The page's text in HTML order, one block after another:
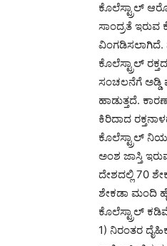
ಕೊಲೆಸ್ಟ್ರಾಲ್
ಸಾಂದ್ರತೆ ಇರುವ
ವಿಂಗಡಿಸಲಾಗಿದೆ.
ಕೊಲೆಸ್ಟ್ರಾಲ್
ಸಂಚಲನೆಗೆ ಅಡ್ಡಿ
ಹಾಡುತ್ತದೆ.
ಕಿರಿದಾದ
ಕೊಲೆಸ್ಟ್ರಾಲ್
ಅಂಶ ಜಾಸ್ತಿ
ದೇಶದಲ್ಲಿ 70
ಶೇಕಡಾ ಮಂದಿ
ಕೊಲೆಸ್ಟ್ರಾಲ್
1) ನಿರಂತರ